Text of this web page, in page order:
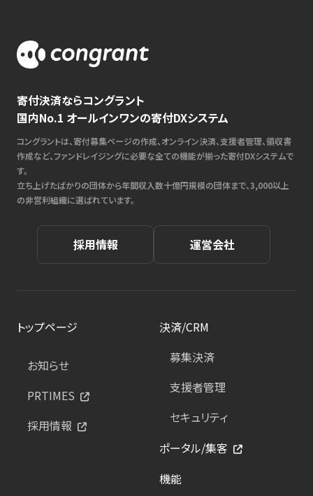
寄付決済ならコングラント
国内No.1 オールインワンの寄付DXシステム
コングラントは、寄付募集ページの作成、オンライン決済、支援者管理、領収書
作成など、ファンドレイジングに必要な全ての機能が揃った寄付DXシステムで
す。
立ち上げたばかりの団体から年間収入数十億円規模の団体まで、3,000以上
の非営利組織に選ばれています。
採用情報 運営会社
トップページ
お知らせ
PRTIMES
採用情報
決済/CRM
募集決済
支援者管理
セキュリティ
ポータル/集客
機能